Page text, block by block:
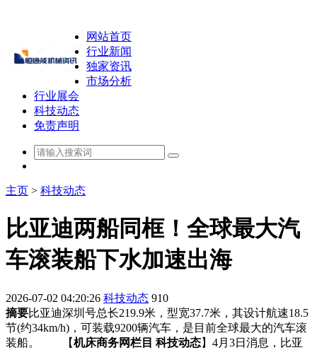
网站首页
行业新闻
独家资讯
市场分析
行业展会
科技动态
免责声明
主页 > 科技动态
比亚迪两船同框！全球最大汽
车滚装船下水加速出海
2026-07-02 04:20:26 科技动态 910
摘要比亚迪深圳号总长219.9米，型宽37.7米，其设计航速18.5
节(约34km/h)，可装载9200辆汽车，是目前全球最大的汽车滚
装船。 【机床商务网栏目 科技动态】4月3日消息，比亚